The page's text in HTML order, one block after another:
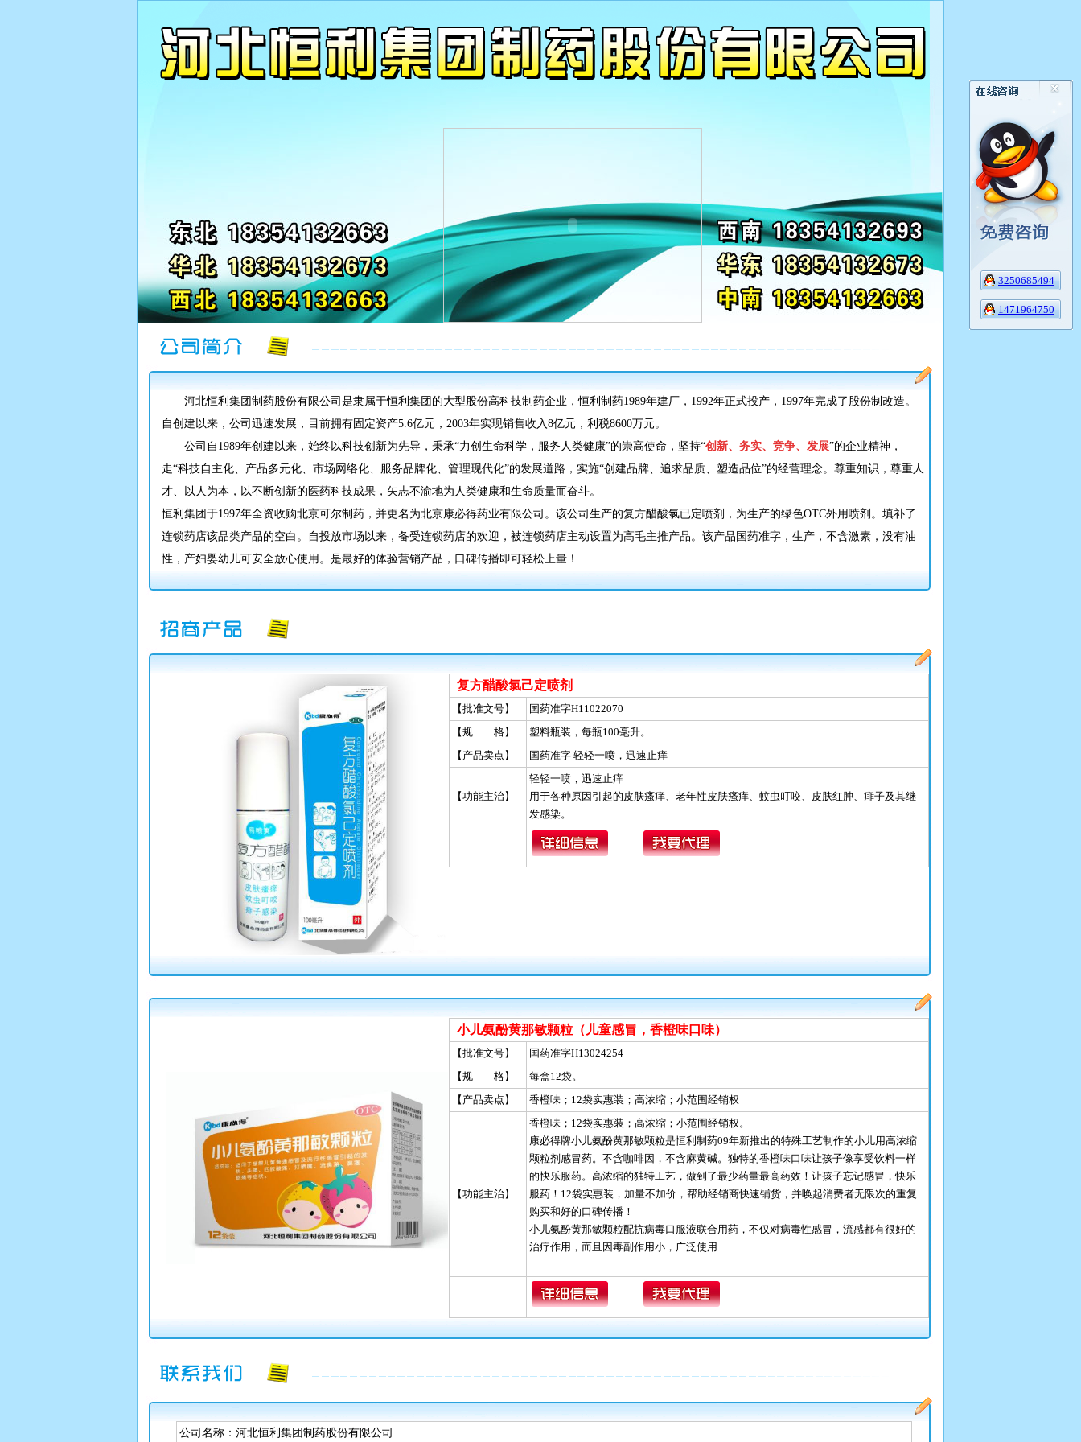
3250685494
1471964750
河北恒利集团制药股份有限公司是隶属于恒利集团的大型股份高科技制药企业，恒利制药1989年建厂，1992年正式投产，1997年完成了股份制改造。
自创建以来，公司迅速发展，目前拥有固定资产5.6亿元，2003年实现销售收入8亿元，利税8600万元。
公司自1989年创建以来，始终以科技创新为先导，秉承“力创生命科学，服务人类健康”的崇高使命，坚持“创新、务实、竞争、发展”的企业精神，
走“科技自主化、产品多元化、市场网络化、服务品牌化、管理现代化”的发展道路，实施“创建品牌、追求品质、塑造品位”的经营理念。尊重知识，尊重人
才、以人为本，以不断创新的医药科技成果，矢志不渝地为人类健康和生命质量而奋斗。
恒利集团于1997年全资收购北京可尔制药，并更名为北京康必得药业有限公司。该公司生产的复方醋酸氯已定喷剂，为生产的绿色OTC外用喷剂。填补了
连锁药店该品类产品的空白。自投放市场以来，备受连锁药店的欢迎，被连锁药店主动设置为高毛主推产品。该产品国药准字，生产，不含激素，没有油
性，产妇婴幼儿可安全放心使用。是最好的体验营销产品，口碑传播即可轻松上量！
复方醋酸氯己定喷剂
【批准文号】
国药准字H11022070
【规 格】
塑料瓶装，每瓶100毫升。
【产品卖点】
国药准字 轻轻一喷，迅速止痒
【功能主治】
轻轻一喷，迅速止痒
用于各种原因引起的皮肤瘙痒、老年性皮肤瘙痒、蚊虫叮咬、皮肤红肿、痱子及其继
发感染。
小儿氨酚黄那敏颗粒（儿童感冒，香橙味口味）
【批准文号】
国药准字H13024254
【规 格】
每盒12袋。
【产品卖点】
香橙味；12袋实惠装；高浓缩；小范围经销权
【功能主治】
香橙味；12袋实惠装；高浓缩；小范围经销权。
康必得牌小儿氨酚黄那敏颗粒是恒利制药09年新推出的特殊工艺制作的小儿用高浓缩
颗粒剂感冒药。不含咖啡因，不含麻黄碱。独特的香橙味口味让孩子像享受饮料一样
的快乐服药。高浓缩的独特工艺，做到了最少药量最高药效！让孩子忘记感冒，快乐
服药！12袋实惠装，加量不加价，帮助经销商快速铺货，并唤起消费者无限次的重复
购买和好的口碑传播！
小儿氨酚黄那敏颗粒配抗病毒口服液联合用药，不仅对病毒性感冒，流感都有很好的
治疗作用，而且因毒副作用小，广泛使用
公司名称：河北恒利集团制药股份有限公司